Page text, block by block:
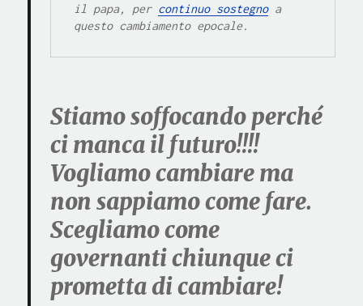
il papa, per continuo sostegno a
questo cambiamento epocale.
Stiamo soffocando perché
ci manca il futuro!!!!
Vogliamo cambiare ma
non sappiamo come fare.
Scegliamo come
governanti chiunque ci
prometta di cambiare!